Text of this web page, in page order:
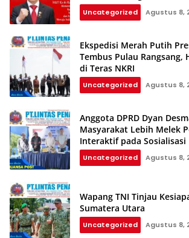
Kepastian Hukum Menuju
2045
Uncategorized Agustus 8,
Ekspedisi Merah Putih
Tembus Pulau Rangsang,
di Teras NKRI
Uncategorized Agustus 8,
Anggota DPRD Dyan
Masyarakat Lebih Melek
Interaktif pada Sosialisasi
dan UMKM
Uncategorized Agustus 8,
Wapang TNI Tinjau
Sumatera Utara
Uncategorized Agustus 8,